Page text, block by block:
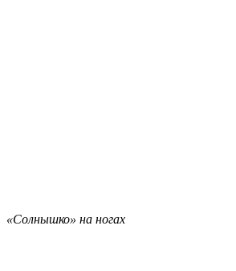
«Солнышко» на ногах